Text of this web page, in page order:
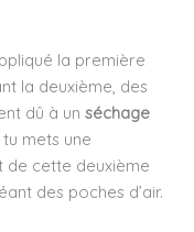
la première
la deuxième, des
dû à unséchage
tu mets une
de cette deuxième
des poches d’air.